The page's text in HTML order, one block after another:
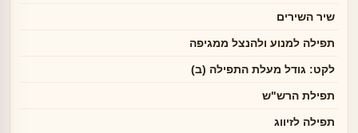
שיר השירים
תפילה למנוע ולהנצל ממגיפה
לקט: גודל מעלת התפילה (ב)
תפילת הרש"ש
תפילה לזיווג